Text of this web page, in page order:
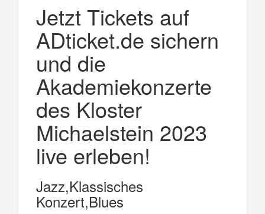
Jetzt Tickets auf
ADticket.de sichern
und die
Akademiekonzerte
des Kloster
Michaelstein 2023
live erleben!
Jazz,Klassisches
Konzert,Blues